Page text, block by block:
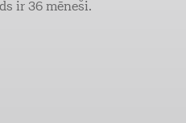
ir 36 mēneši.